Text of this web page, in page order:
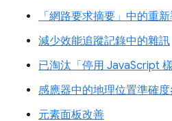
「網路要求摘要」中的重
減少效能追蹤記錄中的雜訊
已淘汰「停用 JavaScript 樣
感應器中的地理位置準確度
元素面板改善